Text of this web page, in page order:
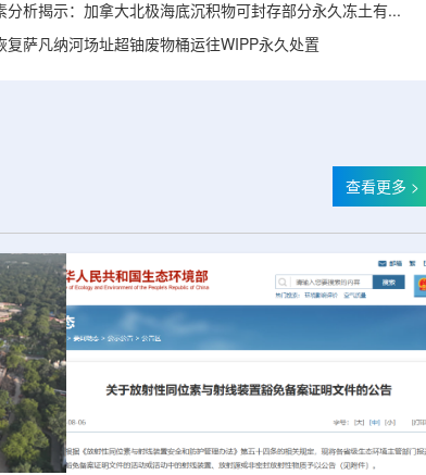
碳同位素分析揭示：加拿大北极海底沉积物可封存部分永久冻土有机碳
复萨凡纳河场址超铀废物桶运往WIPP永久处置
查看更多 >